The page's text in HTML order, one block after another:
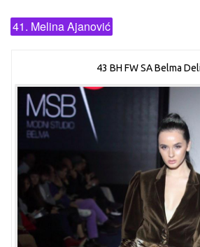
41. Melina Ajanović
43 BH FW SA Belma